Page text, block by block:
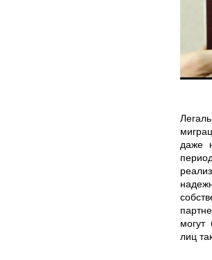
даже
могут
лиц